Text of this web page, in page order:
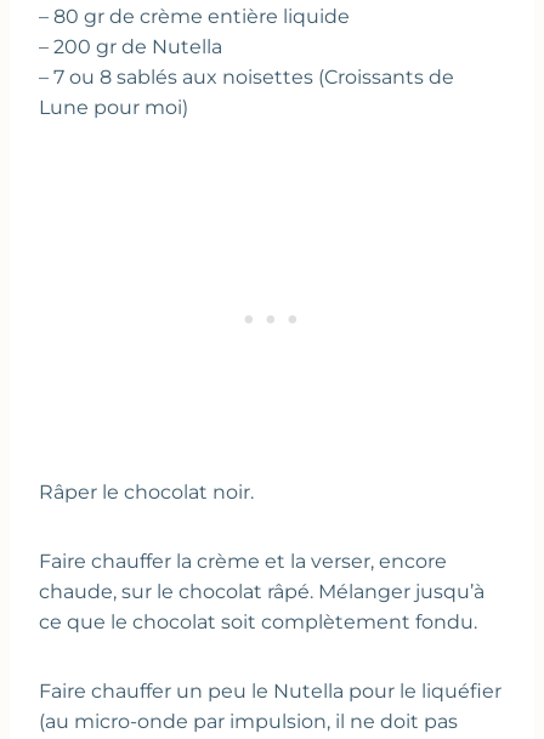
– 80 gr de crème entière liquide
– 200 gr de Nutella
– 7 ou 8 sablés aux noisettes (Croissants de
Lune pour moi)
Râper le chocolat noir.
Faire chauffer la crème et la verser, encore
chaude, sur le chocolat râpé. Mélanger jusqu’à
ce que le chocolat soit complètement fondu.
Faire chauffer un peu le Nutella pour le liquéfier
(au micro-onde par impulsion, il ne doit pas